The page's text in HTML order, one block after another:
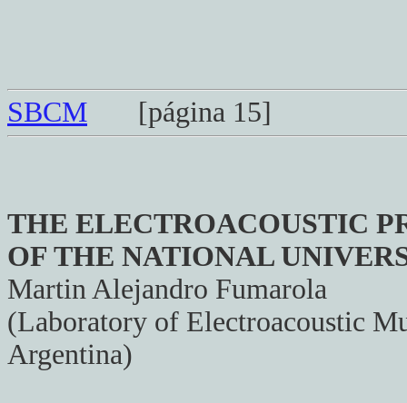
SBCM [página 15]
THE ELECTROACOUSTIC
OF THE NATIONAL
Martin Alejandro Fumarola
(Laboratory of Electroacoustic
Argentina)